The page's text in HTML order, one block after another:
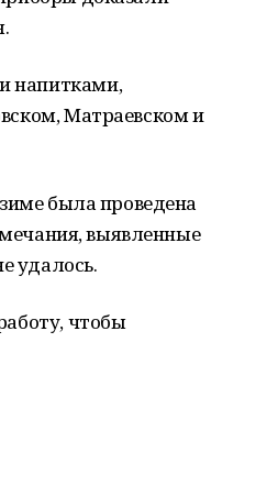
напитками,
Матраевском и
была проведена
выявленные
удалось.
чтобы